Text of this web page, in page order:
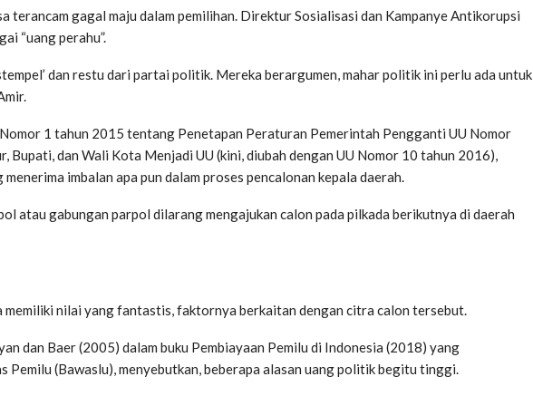
terancam gagal maju dalam pemilihan. Direktur Sosialisasi dan Kampanye Antikorupsi
“uang perahu”.
dan restu dari partai politik. Mereka berargumen, mahar politik ini perlu ada untuk
1 tahun 2015 tentang Penetapan Peraturan Pemerintah Pengganti UU Nomor
Bupati, dan Wali Kota Menjadi UU (kini, diubah dengan UU Nomor 10 tahun 2016),
imbalan apa pun dalam proses pencalonan kepala daerah.
atau gabungan parpol dilarang mengajukan calon pada pilkada berikutnya di daerah
memiliki nilai yang fantastis, faktornya berkaitan dengan citra calon tersebut.
dan Baer (2005) dalam buku Pembiayaan Pemilu di Indonesia (2018) yang
Pemilu (Bawaslu), menyebutkan, beberapa alasan uang politik begitu tinggi.